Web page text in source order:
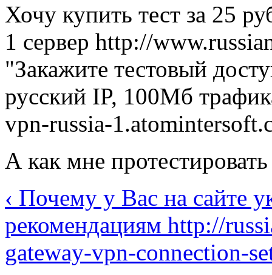
Хочу купить тест за 25
1 сервер http://
"Закажите тестовый
русский IP, 100Мб
vpn-russia-
А как мне
‹ Почему у Вас на сайте
рекомендациям http://
gateway-vpn-connection-